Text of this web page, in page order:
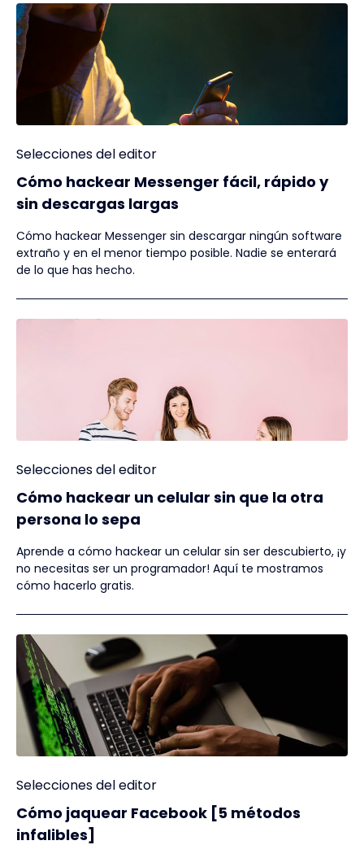
Selecciones del editor
Cómo hackear Messenger fácil, rápido y
sin descargas largas
Cómo hackear Messenger sin descargar ningún software
extraño y en el menor tiempo posible. Nadie se enterará
de lo que has hecho.
Selecciones del editor
Cómo hackear un celular sin que la otra
persona lo sepa
Aprende a cómo hackear un celular sin ser descubierto, ¡y
no necesitas ser un programador! Aquí te mostramos
cómo hacerlo gratis.
Selecciones del editor
Cómo jaquear Facebook [5 métodos
infalibles]